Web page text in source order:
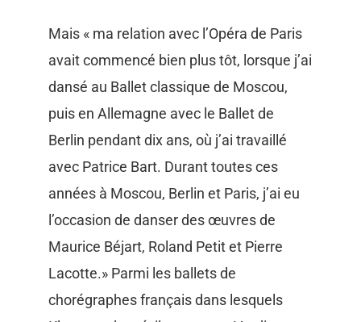
Mais « ma relation avec l’Opéra de Paris
avait commencé bien plus tôt, lorsque j’ai
dansé au Ballet classique de Moscou,
puis en Allemagne avec le Ballet de
Berlin pendant dix ans, où j’ai travaillé
avec Patrice Bart. Durant toutes ces
années à Moscou, Berlin et Paris, j’ai eu
l’occasion de danser des œuvres de
Maurice Béjart, Roland Petit et Pierre
Lacotte.» Parmi les ballets de
chorégraphes français dans lesquels